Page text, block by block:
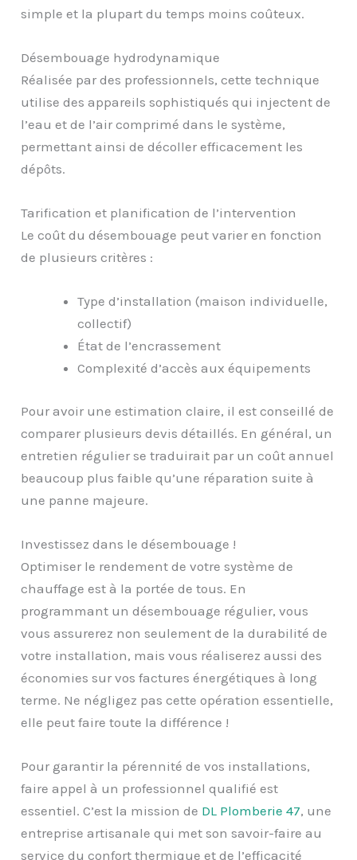
simple et la plupart du temps moins coûteux.
Désembouage hydrodynamique
Réalisée par des professionnels, cette technique
utilise des appareils sophistiqués qui injectent de
l’eau et de l’air comprimé dans le système,
permettant ainsi de décoller efficacement les
dépôts.
Tarification et planification de l’intervention
Le coût du désembouage peut varier en fonction
de plusieurs critères :
Type d’installation (maison individuelle,
collectif)
État de l’encrassement
Complexité d’accès aux équipements
Pour avoir une estimation claire, il est conseillé de
comparer plusieurs devis détaillés. En général, un
entretien régulier se traduirait par un coût annuel
beaucoup plus faible qu’une réparation suite à
une panne majeure.
Investissez dans le désembouage !
Optimiser le rendement de votre système de
chauffage est à la portée de tous. En
programmant un désembouage régulier, vous
vous assurerez non seulement de la durabilité de
votre installation, mais vous réaliserez aussi des
économies sur vos factures énergétiques à long
terme. Ne négligez pas cette opération essentielle,
elle peut faire toute la différence !
Pour garantir la pérennité de vos installations,
faire appel à un professionnel qualifié est
essentiel. C’est la mission de DL Plomberie 47, une
entreprise artisanale qui met son savoir-faire au
service du confort thermique et de l’efficacité